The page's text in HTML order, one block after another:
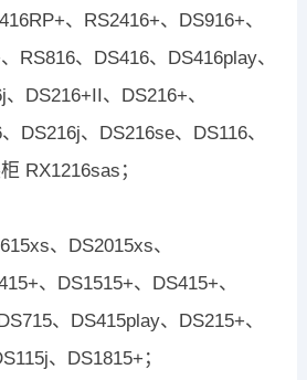
、RS2416+、DS916+、
RS816、DS416、DS416play、
DS216+II、DS216+、
DS216j、DS216se、DS116、
RX1216sas；
、DS2015xs、
、DS1515+、DS415+、
、DS415play、DS215+、
、DS1815+；